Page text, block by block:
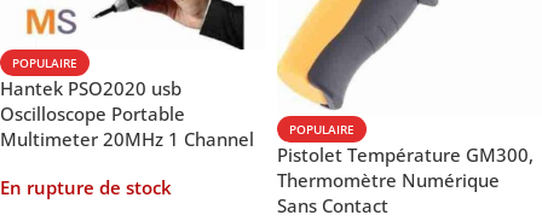
POPULAIRE
Hantek PSO2020 usb
Oscilloscope Portable
Multimeter 20MHz 1 Channel
En rupture de stock
POPULAIRE
Pistolet Température GM300,
Thermomètre Numérique
Sans Contact